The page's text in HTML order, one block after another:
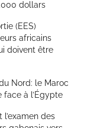
dollars
(EES)
africains
doivent être
Nord: le Maroc
face à l’Égypte
l’examen des